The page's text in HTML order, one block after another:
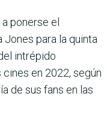
ponerse el
para la quinta
intrépido
en 2022, según
de sus fans en las